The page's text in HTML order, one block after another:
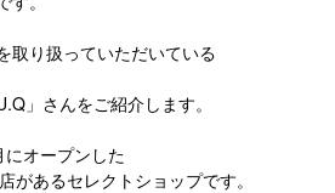
取り扱っていただいている
」さんをご紹介します。
にオープンした
があるセレクトショップです。